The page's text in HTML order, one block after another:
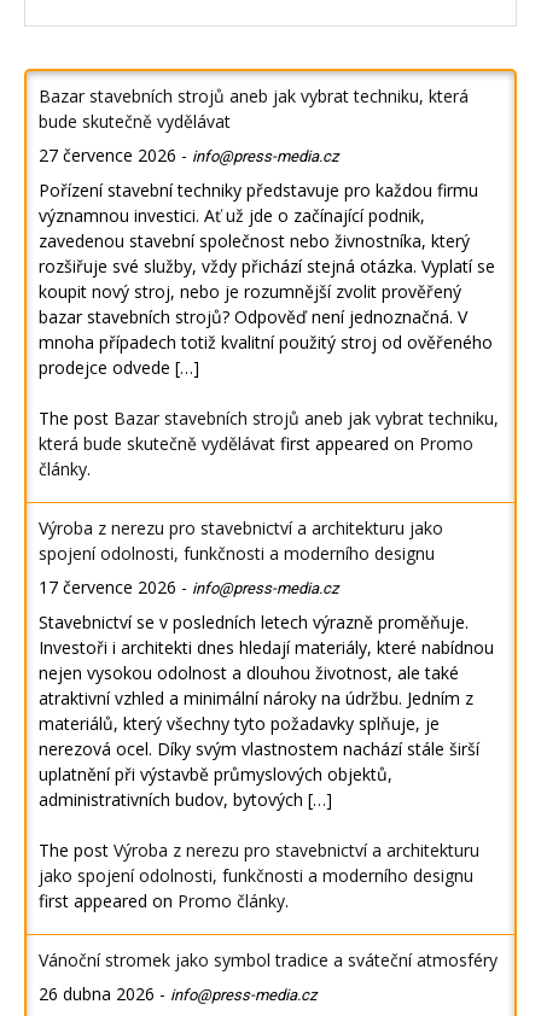
Bazar stavebních strojů aneb jak vybrat techniku, která
bude skutečně vydělávat
27 července 2026 - info@press-media.cz
Pořízení stavební techniky představuje pro každou firmu
významnou investici. Ať už jde o začínající podnik,
zavedenou stavební společnost nebo živnostníka, který
rozšiřuje své služby, vždy přichází stejná otázka. Vyplatí se
koupit nový stroj, nebo je rozumnější zvolit prověřený
bazar stavebních strojů? Odpověď není jednoznačná. V
mnoha případech totiž kvalitní použitý stroj od ověřeného
prodejce odvede […]
The post Bazar stavebních strojů aneb jak vybrat techniku,
která bude skutečně vydělávat first appeared on Promo
články.
Výroba z nerezu pro stavebnictví a architekturu jako
spojení odolnosti, funkčnosti a moderního designu
17 července 2026 - info@press-media.cz
Stavebnictví se v posledních letech výrazně proměňuje.
Investoři i architekti dnes hledají materiály, které nabídnou
nejen vysokou odolnost a dlouhou životnost, ale také
atraktivní vzhled a minimální nároky na údržbu. Jedním z
materiálů, který všechny tyto požadavky splňuje, je
nerezová ocel. Díky svým vlastnostem nachází stále širší
uplatnění při výstavbě průmyslových objektů,
administrativních budov, bytových […]
The post Výroba z nerezu pro stavebnictví a architekturu
jako spojení odolnosti, funkčnosti a moderního designu
first appeared on Promo články.
Vánoční stromek jako symbol tradice a sváteční atmosféry
26 dubna 2026 - info@press-media.cz